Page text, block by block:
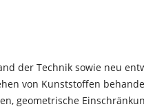
der Technik sowie neu
von Kunststoffen
geometrische